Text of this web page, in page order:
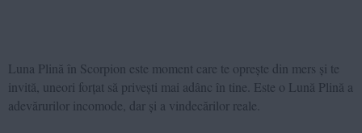
Luna Plină în Scorpion este moment care te oprește din mers și te
invită, uneori forțat să privești mai adânc în tine. Este o Lună Plină a
adevărurilor incomode, dar și a vindecărilor reale.